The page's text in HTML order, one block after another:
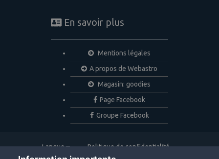
En savoir plus
Mentions légales
A propos de Webastro
Magasin: goodies
Page Facebook
Groupe Facebook
Langue
Politique de confidentialité
Nous contacter